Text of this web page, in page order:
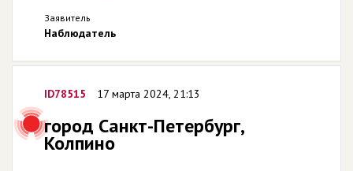
Заявитель
Наблюдатель
ID78515 17 марта 2024, 21:13
город Санкт-Петербург,
Колпино